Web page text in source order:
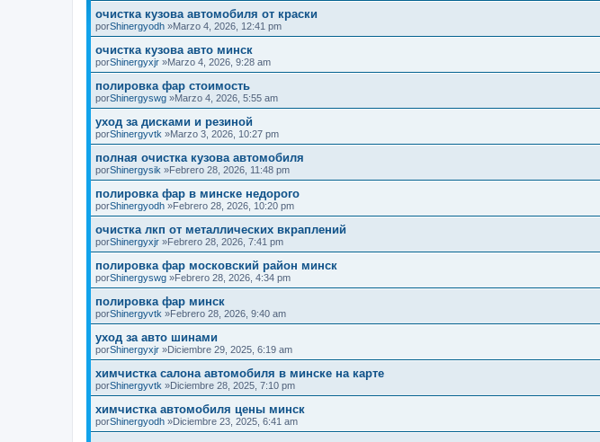
очистка кузова автомобиля от краски
porShinergyodh »Marzo 4, 2026, 12:41 pm
очистка кузова авто минск
porShinergyxjr »Marzo 4, 2026, 9:28 am
полировка фар стоимость
porShinergyswg »Marzo 4, 2026, 5:55 am
уход за дисками и резиной
porShinergyvtk »Marzo 3, 2026, 10:27 pm
полная очистка кузова автомобиля
porShinergysik »Febrero 28, 2026, 11:48 pm
полировка фар в минске недорого
porShinergyodh »Febrero 28, 2026, 10:20 pm
очистка лкп от металлических вкраплений
porShinergyxjr »Febrero 28, 2026, 7:41 pm
полировка фар московский район минск
porShinergyswg »Febrero 28, 2026, 4:34 pm
полировка фар минск
porShinergyvtk »Febrero 28, 2026, 9:40 am
уход за авто шинами
porShinergyxjr »Diciembre 29, 2025, 6:19 am
химчистка салона автомобиля в минске на карте
porShinergyvtk »Diciembre 28, 2025, 7:10 pm
химчистка автомобиля цены минск
porShinergyodh »Diciembre 23, 2025, 6:41 am